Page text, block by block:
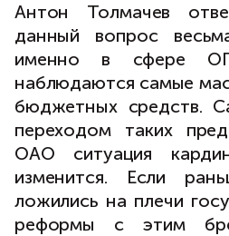
Антон Толмачев
данный вопрос
именно в сфере
наблюдаются самые
бюджетных средств.
переходом таких
ОАО ситуация
изменится. Если
ложились на плечи
реформы с этим